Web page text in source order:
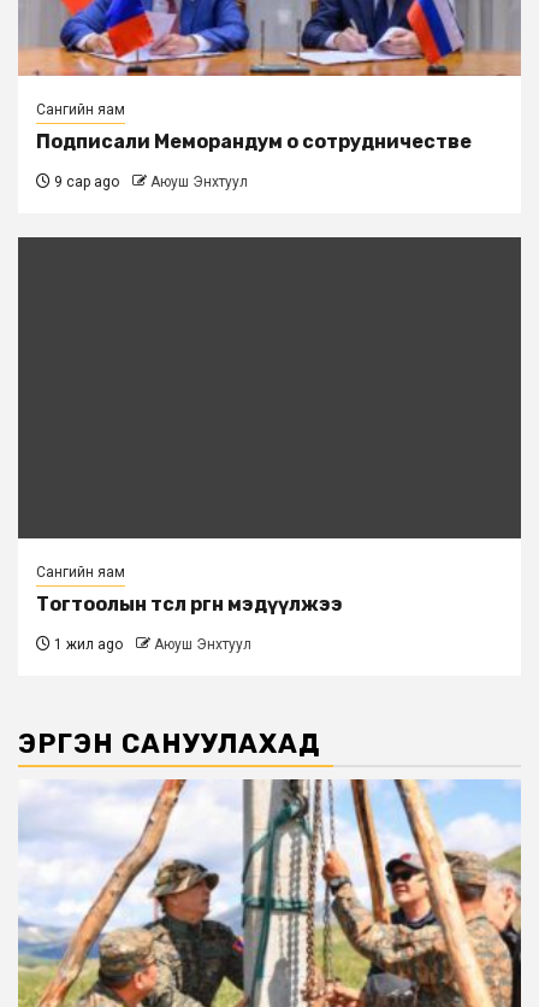
Сангийн яам
Подписали Меморандум о сотрудничестве
9 сар ago Аюуш Энхтуул
Сангийн яам
Тогтоолын төсөл өргөн мэдүүлжээ
1 жил ago Аюуш Энхтуул
ЭРГЭН САНУУЛАХАД